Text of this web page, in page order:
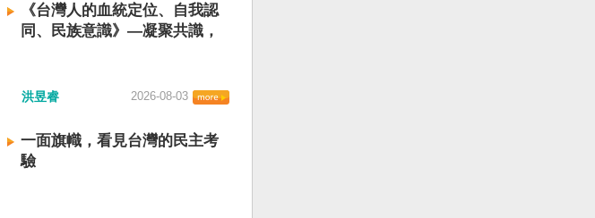
《台灣人的血統定位、自我認
同、民族意識》—凝聚共識，
洪昱睿 2026-08-03
一面旗幟，看見台灣的民主考
驗